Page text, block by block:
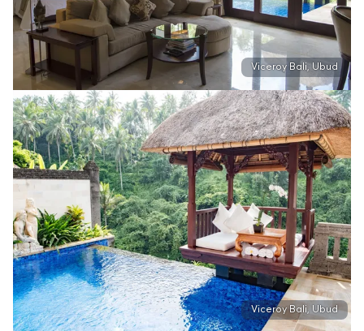
Viceroy Bali, Ubud
Viceroy Bali, Ubud